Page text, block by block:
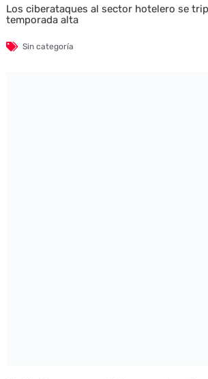
Los ciberataques al sector hotelero se
temporada alta
Sin categoría